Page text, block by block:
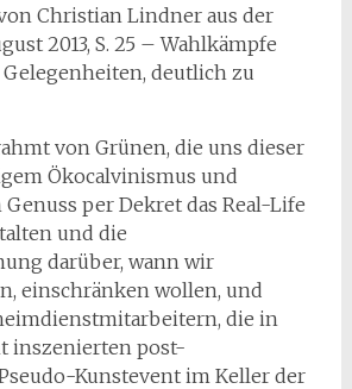
Christian Lindner aus der
2013, S. 25 – Wahlkämpfe
deutlich zu
von Grünen, die uns dieser
Ökocalvinismus und
per Dekret das Real-Life
und die
darüber, wann wir
einschränken wollen, und
die in
inszenierten post-
Kunstevent im Keller der